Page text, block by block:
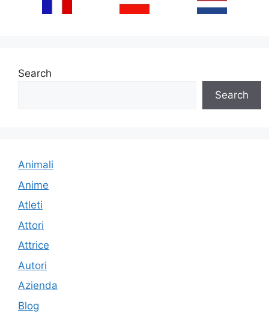
Search
Search
Animali
Anime
Atleti
Attori
Attrice
Autori
Azienda
Blog